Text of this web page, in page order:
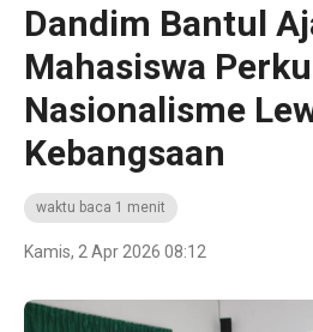
Dandim Bantul
Mahasiswa
Nasionalisme
Kebangsaan
waktu baca 1 menit
Kamis, 2 Apr 2026 08:12